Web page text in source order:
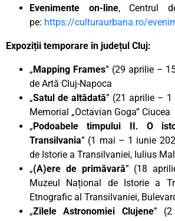
Evenimente on-line, Centrul
pe: https://culturaurbana.ro/
Expoziții temporare în județul Cluj:
„Mapping Frames” (29 aprilie –
de Artă Cluj-Napoca
„Satul de altădată” (21 aprilie –
Memorial „Octavian Goga” Ciucea
„Podoabele timpului II. O
Transilvania” (1 mai – 1 iunie
de Istorie a Transilvaniei, Iulius
„(A)ere de primăvară” (18
Muzeul Național de Istorie a
Etnografic al Transilvaniei,
„Zilele Astronomiei Clujene”